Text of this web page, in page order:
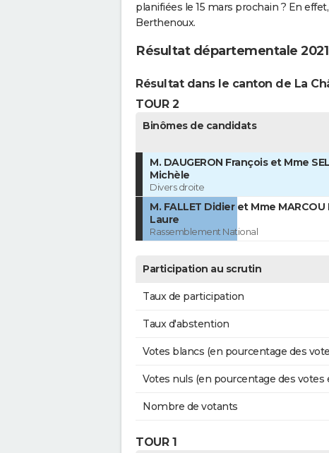
planifiées le 15 mars prochain ? En
Berthenoux.
Résultat départementale
Résultat dans le canton de La
TOUR 2
Binômes de candidats
M. DAUGERON François et Mme
Michèle
Divers droite
M. FALLET Didier et Mme MARCOU
Laure
Rassemblement National
Participation au scrutin
Taux de participation
Taux d'abstention
Votes blancs (en pourcentage des
Votes nuls (en pourcentage des votes
Nombre de votants
TOUR 1